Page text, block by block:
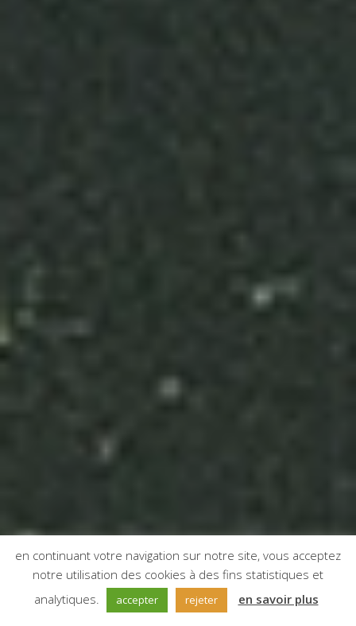
;
en continuant votre navigation sur notre site, vous acceptez
notre utilisation des cookies à des fins statistiques et
analytiques.
accepter rejeter en savoir plus